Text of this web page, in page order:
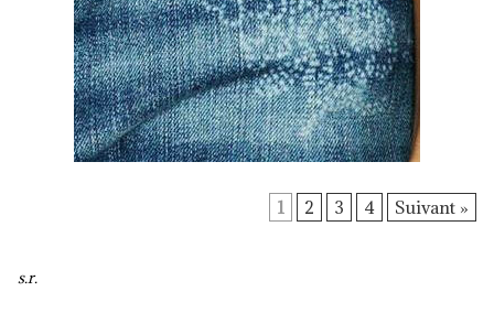
1 2 3 4 Suivant »
s.r.